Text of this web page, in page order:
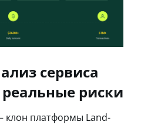
сервиса
риски
клон платформы Land-